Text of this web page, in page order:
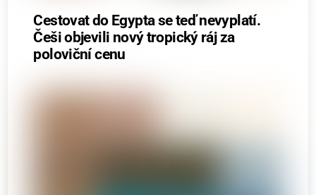
Cestovat do Egypta se teď nevyplatí.
Češi objevili nový tropický ráj za
poloviční cenu